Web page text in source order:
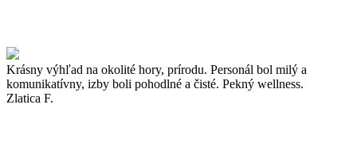
Krásny výhľad na okolité hory, prírodu. Personál bol milý a
komunikatívny, izby boli pohodlné a čisté. Pekný wellness.
Zlatica F.